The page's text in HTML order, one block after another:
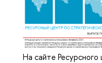
На сайте